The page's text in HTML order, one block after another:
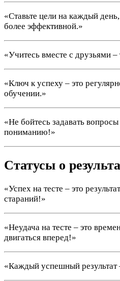
«Ставьте цели на каждый
более эффективной.»
«Учитесь вместе с друзьями –
«Ключ к успеху – это
обучении.»
«Не бойтесь задавать
пониманию!»
Статусы о
«Успех на тесте – это
стараний!»
«Неудача на тесте – это
двигаться вперед!»
«Каждый успешный результат